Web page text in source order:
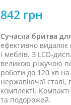
842 грн
Сучасна бритва
ефективно видаляє
і меблів. З LCD-
великою ріжучою
роботи до 120 хв
нержавіючої
комплекті.
та подорожей.